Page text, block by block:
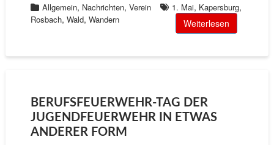
Allgemein, Nachrichten, Verein 1. Mai, Kapersburg,
Rosbach, Wald, Wandern Weiterlesen
BERUFSFEUERWEHR-TAG DER
JUGENDFEUERWEHR IN ETWAS
ANDERER FORM